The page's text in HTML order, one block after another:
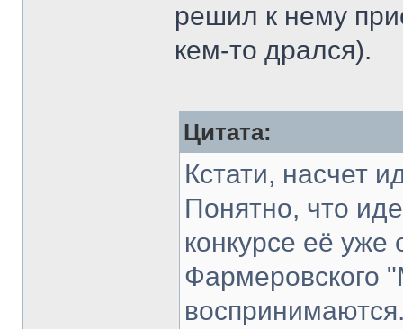
решил к нему
кем-то дрался).
Цитата:
Кстати, насчет
Понятно, что
конкурсе её
Фармеровского